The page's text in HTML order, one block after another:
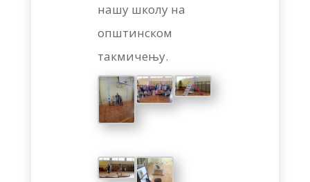
нашу школу на
општинском
такмичењу.